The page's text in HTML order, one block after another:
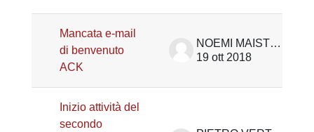
Mancata e-mail
di benvenuto
ACK
NOEMI MAISTRO
19 ott 2018
Inizio attività del
secondo